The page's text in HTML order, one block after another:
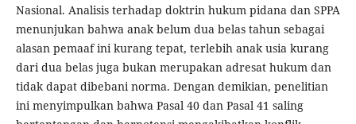
Nasional. Analisis terhadap doktrin hukum pidana dan SPPA
menunjukan bahwa anak belum dua belas tahun sebagai
alasan pemaaf ini kurang tepat, terlebih anak usia kurang
dari dua belas juga bukan merupakan adresat hukum dan
tidak dapat dibebani norma. Dengan demikian, penelitian
ini menyimpulkan bahwa Pasal 40 dan Pasal 41 saling